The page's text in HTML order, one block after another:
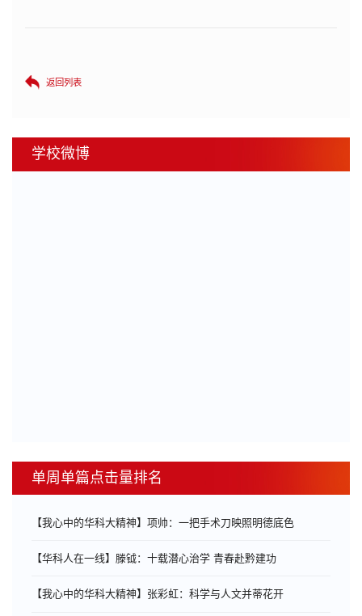
返回列表
学校微博
单周单篇点击量排名
【我心中的华科大精神】项帅：一把手术刀映照明德底色
【华科人在一线】滕钺：十载潜心治学 青春赴黔建功
【我心中的华科大精神】张彩虹：科学与人文并蒂花开